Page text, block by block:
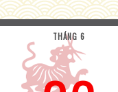
THÁNG 6